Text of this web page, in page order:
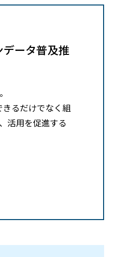
ータ普及推
るだけでなく組
活用を促進する